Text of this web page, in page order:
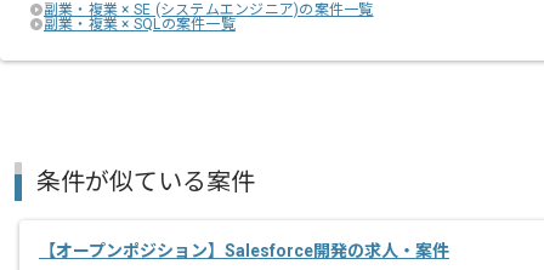
副業・複業 × SE (システムエンジニア)の案件一覧
副業・複業 × SQLの案件一覧
条件が似ている案件
【オープンポジション】Salesforce開発の求人・案件